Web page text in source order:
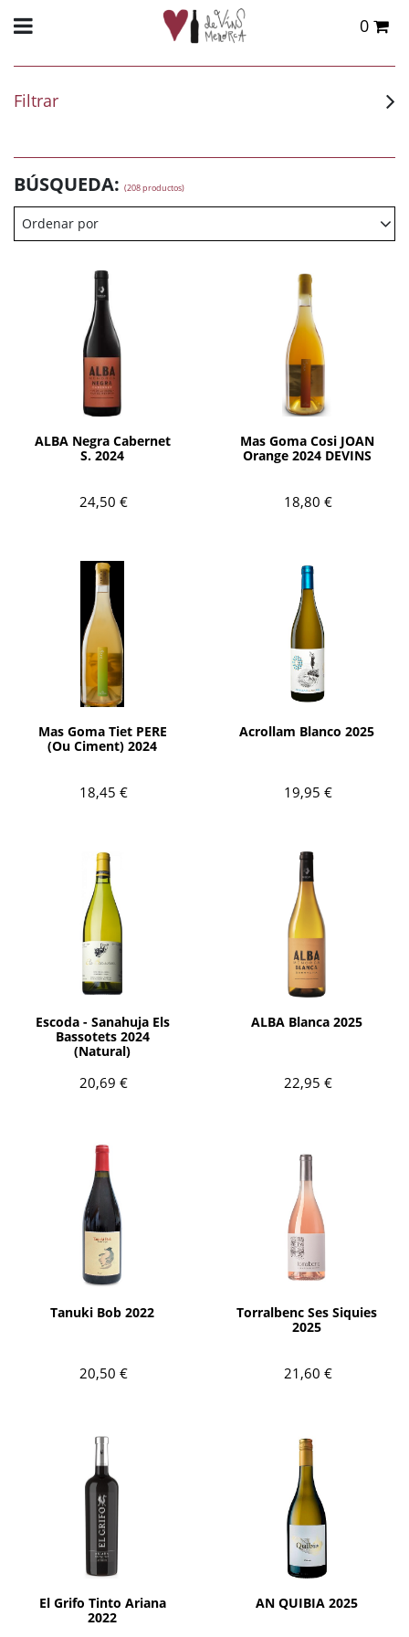
0
Filtrar
BÚSQUEDA: (208 productos)
Ordenar por
ALBA Negra Cabernet
S. 2024
24,50 €
AÑADIR
Mas Goma Cosi JOAN
Orange 2024 DEVINS
18,80 €
AÑADIR
Mas Goma Tiet PERE
(Ou Ciment) 2024
18,45 €
AÑADIR
Acrollam Blanco 2025
19,95 €
AÑADIR
Escoda - Sanahuja Els
Bassotets 2024
(Natural)
20,69 €
AÑADIR
ALBA Blanca 2025
22,95 €
AÑADIR
Tanuki Bob 2022
20,50 €
AÑADIR
Torralbenc Ses Siquies
2025
21,60 €
AÑADIR
El Grifo Tinto Ariana
2022
AÑADIR
AN QUIBIA 2025
AÑADIR